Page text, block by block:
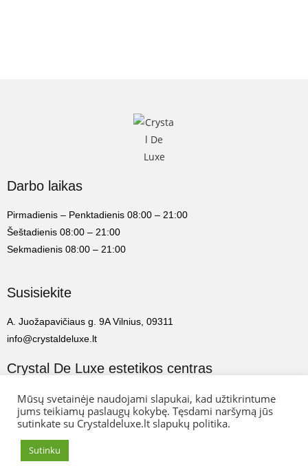
Darbo laikas
Pirmadienis – Penktadienis 08:00 – 21:00
Šeštadienis 08:00 – 21:00
Sekmadienis 08:00 – 21:00
Susisiekite
A. Juožapavičiaus g. 9A Vilnius, 09311
info@crystaldeluxe.lt
Crystal De Luxe estetikos centras
2022 Crystal De Luxe estetikos centras. Visos teisės saugomos.
Web Ideas:
Mūsų svetainėje naudojami slapukai, kad užtikrintume
jums teikiamų paslaugų kokybę. Tęsdami naršymą jūs
sutinkate su Crystaldeluxe.lt slapukų politika.
Sutinku